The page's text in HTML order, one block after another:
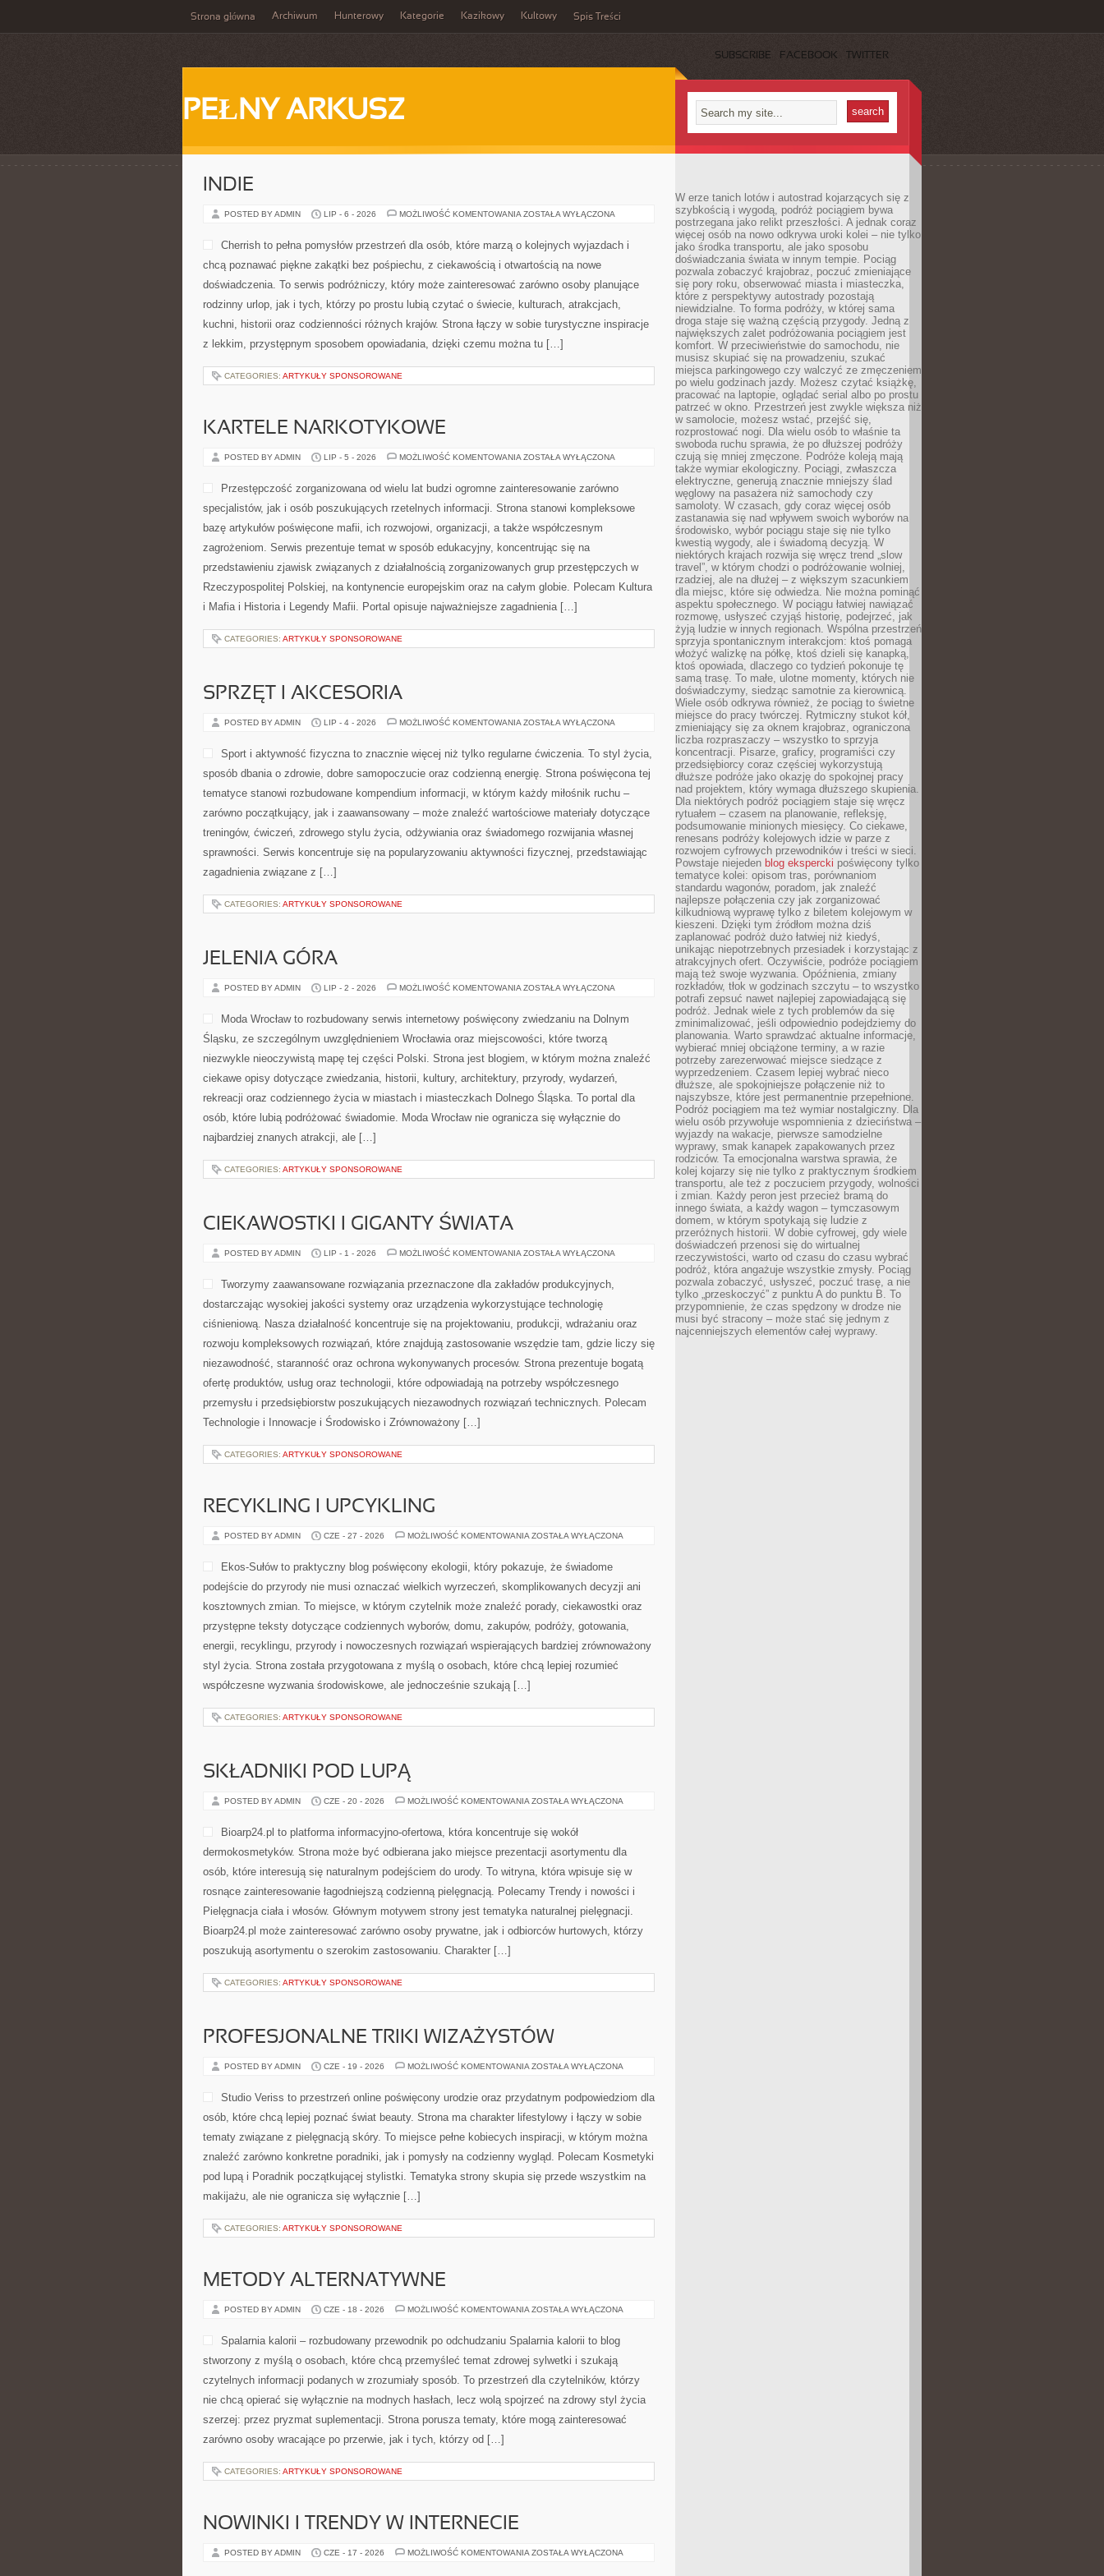
Strona główna Archiwum Hunterowy Kategorie Kazikowy Kultowy Spis Treści
SUBSCRIBE FACEBOOK TWITTER
PEŁNY ARKUSZ
INDIE
POSTED BY ADMIN LIP - 6 - 2026 MOŻLIWOŚĆ KOMENTOWANIA INDIE
ZOSTAŁA WYŁĄCZONA
Cherrish to pełna pomysłów przestrzeń dla osób, które marzą o kolejnych wyjazdach i
chcą poznawać piękne zakątki bez pośpiechu, z ciekawością i otwartością na nowe
doświadczenia. To serwis podróżniczy, który może zainteresować zarówno osoby planujące
rodzinny urlop, jak i tych, którzy po prostu lubią czytać o świecie, kulturach, atrakcjach,
kuchni, historii oraz codzienności różnych krajów. Strona łączy w sobie turystyczne inspiracje
z lekkim, przystępnym sposobem opowiadania, dzięki czemu można tu […]
CATEGORIES: ARTYKUŁY SPONSOROWANE
KARTELE NARKOTYKOWE
POSTED BY ADMIN LIP - 5 - 2026 MOŻLIWOŚĆ KOMENTOWANIA KARTELE
ZOSTAŁA WYŁĄCZONA
Przestępczość zorganizowana od wielu lat budzi ogromne zainteresowanie zarówno
specjalistów, jak i osób poszukujących rzetelnych informacji. Strona stanowi kompleksowe
bazę artykułów poświęcone mafii, ich rozwojowi, organizacji, a także współczesnym
zagrożeniom. Serwis prezentuje temat w sposób edukacyjny, koncentrując się na
przedstawieniu zjawisk związanych z działalnością zorganizowanych grup przestępczych w
Rzeczypospolitej Polskiej, na kontynencie europejskim oraz na całym globie. Polecam Kultura
i Mafia i Historia i Legendy Mafii. Portal opisuje najważniejsze zagadnienia […]
CATEGORIES: ARTYKUŁY SPONSOROWANE
SPRZĘT I AKCESORIA
POSTED BY ADMIN LIP - 4 - 2026 MOŻLIWOŚĆ KOMENTOWANIA SPRZĘT
ZOSTAŁA WYŁĄCZONA
Sport i aktywność fizyczna to znacznie więcej niż tylko regularne ćwiczenia. To styl życia,
sposób dbania o zdrowie, dobre samopoczucie oraz codzienną energię. Strona poświęcona tej
tematyce stanowi rozbudowane kompendium informacji, w którym każdy miłośnik ruchu –
zarówno początkujący, jak i zaawansowany – może znaleźć wartościowe materiały dotyczące
treningów, ćwiczeń, zdrowego stylu życia, odżywiania oraz świadomego rozwijania własnej
sprawności. Serwis koncentruje się na popularyzowaniu aktywności fizycznej, przedstawiając
zagadnienia związane z […]
CATEGORIES: ARTYKUŁY SPONSOROWANE
JELENIA GÓRA
POSTED BY ADMIN LIP - 2 - 2026 MOŻLIWOŚĆ KOMENTOWANIA JELENIA
ZOSTAŁA WYŁĄCZONA
Moda Wrocław to rozbudowany serwis internetowy poświęcony zwiedzaniu na Dolnym
Śląsku, ze szczególnym uwzględnieniem Wrocławia oraz miejscowości, które tworzą
niezwykle nieoczywistą mapę tej części Polski. Strona jest blogiem, w którym można znaleźć
ciekawe opisy dotyczące zwiedzania, historii, kultury, architektury, przyrody, wydarzeń,
rekreacji oraz codziennego życia w miastach i miasteczkach Dolnego Śląska. To portal dla
osób, które lubią podróżować świadomie. Moda Wrocław nie ogranicza się wyłącznie do
najbardziej znanych atrakcji, ale […]
CATEGORIES: ARTYKUŁY SPONSOROWANE
CIEKAWOSTKI I GIGANTY ŚWIATA
POSTED BY ADMIN LIP - 1 - 2026 MOŻLIWOŚĆ KOMENTOWANIA CIEKAWOSTKI
ŚWIATA
ZOSTAŁA WYŁĄCZONA
Tworzymy zaawansowane rozwiązania przeznaczone dla zakładów produkcyjnych,
dostarczając wysokiej jakości systemy oraz urządzenia wykorzystujące technologię
ciśnieniową. Nasza działalność koncentruje się na projektowaniu, produkcji, wdrażaniu oraz
rozwoju kompleksowych rozwiązań, które znajdują zastosowanie wszędzie tam, gdzie liczy się
niezawodność, staranność oraz ochrona wykonywanych procesów. Strona prezentuje bogatą
ofertę produktów, usług oraz technologii, które odpowiadają na potrzeby współczesnego
przemysłu i przedsiębiorstw poszukujących niezawodnych rozwiązań technicznych. Polecam
Technologie i Innowacje i Środowisko i Zrównoważony […]
CATEGORIES: ARTYKUŁY SPONSOROWANE
RECYKLING I UPCYKLING
POSTED BY ADMIN CZE - 27 - 2026 MOŻLIWOŚĆ KOMENTOWANIA RECYKLING
ZOSTAŁA WYŁĄCZONA
Ekos-Sułów to praktyczny blog poświęcony ekologii, który pokazuje, że świadome
podejście do przyrody nie musi oznaczać wielkich wyrzeczeń, skomplikowanych decyzji ani
kosztownych zmian. To miejsce, w którym czytelnik może znaleźć porady, ciekawostki oraz
przystępne teksty dotyczące codziennych wyborów, domu, zakupów, podróży, gotowania,
energii, recyklingu, przyrody i nowoczesnych rozwiązań wspierających bardziej zrównoważony
styl życia. Strona została przygotowana z myślą o osobach, które chcą lepiej rozumieć
współczesne wyzwania środowiskowe, ale jednocześnie szukają […]
CATEGORIES: ARTYKUŁY SPONSOROWANE
SKŁADNIKI POD LUPĄ
POSTED BY ADMIN CZE - 20 - 2026 MOŻLIWOŚĆ KOMENTOWANIA SKŁADNIKI
ZOSTAŁA WYŁĄCZONA
Bioarp24.pl to platforma informacyjno-ofertowa, która koncentruje się wokół
dermokosmetyków. Strona może być odbierana jako miejsce prezentacji asortymentu dla
osób, które interesują się naturalnym podejściem do urody. To witryna, która wpisuje się w
rosnące zainteresowanie łagodniejszą codzienną pielęgnacją. Polecamy Trendy i nowości i
Pielęgnacja ciała i włosów. Głównym motywem strony jest tematyka naturalnej pielęgnacji.
Bioarp24.pl może zainteresować zarówno osoby prywatne, jak i odbiorców hurtowych, którzy
poszukują asortymentu o szerokim zastosowaniu. Charakter […]
CATEGORIES: ARTYKUŁY SPONSOROWANE
PROFESJONALNE TRIKI WIZAŻYSTÓW
POSTED BY ADMIN CZE - 19 - 2026 MOŻLIWOŚĆ KOMENTOWANIA PROFESJONALNE
ZOSTAŁA WYŁĄCZONA
Studio Veriss to przestrzeń online poświęcony urodzie oraz przydatnym podpowiedziom dla
osób, które chcą lepiej poznać świat beauty. Strona ma charakter lifestylowy i łączy w sobie
tematy związane z pielęgnacją skóry. To miejsce pełne kobiecych inspiracji, w którym można
znaleźć zarówno konkretne poradniki, jak i pomysły na codzienny wygląd. Polecam Kosmetyki
pod lupą i Poradnik początkującej stylistki. Tematyka strony skupia się przede wszystkim na
makijażu, ale nie ogranicza się wyłącznie […]
CATEGORIES: ARTYKUŁY SPONSOROWANE
METODY ALTERNATYWNE
POSTED BY ADMIN CZE - 18 - 2026 MOŻLIWOŚĆ KOMENTOWANIA METODY
ZOSTAŁA WYŁĄCZONA
Spalarnia kalorii – rozbudowany przewodnik po odchudzaniu Spalarnia kalorii to blog
stworzony z myślą o osobach, które chcą przemyśleć temat zdrowej sylwetki i szukają
czytelnych informacji podanych w zrozumiały sposób. To przestrzeń dla czytelników, którzy
nie chcą opierać się wyłącznie na modnych hasłach, lecz wolą spojrzeć na zdrowy styl życia
szerzej: przez pryzmat suplementacji. Strona porusza tematy, które mogą zainteresować
zarówno osoby wracające po przerwie, jak i tych, którzy od […]
CATEGORIES: ARTYKUŁY SPONSOROWANE
NOWINKI I TRENDY W INTERNECIE
POSTED BY ADMIN CZE - 17 - 2026 MOŻLIWOŚĆ KOMENTOWANIA NOWINKI
ZOSTAŁA WYŁĄCZONA
W erze tanich lotów i autostrad kojarzących się z
szybkością i wygodą, podróż pociągiem bywa
postrzegana jako relikt przeszłości. A jednak coraz
więcej osób na nowo odkrywa uroki kolei – nie tylko
jako środka transportu, ale jako sposobu
doświadczania świata w innym tempie. Pociąg
pozwala zobaczyć krajobraz, poczuć zmieniające
się pory roku, obserwować miasta i miasteczka,
które z perspektywy autostrady pozostają
niewidzialne. To forma podróży, w której sama
droga staje się ważną częścią przygody. Jedną z
największych zalet podróżowania pociągiem jest
komfort. W przeciwieństwie do samochodu, nie
musisz skupiać się na prowadzeniu, szukać
miejsca parkingowego czy walczyć ze zmęczeniem
po wielu godzinach jazdy. Możesz czytać książkę,
pracować na laptopie, oglądać serial albo po prostu
patrzeć w okno. Przestrzeń jest zwykle większa niż
w samolocie, możesz wstać, przejść się,
rozprostować nogi. Dla wielu osób to właśnie ta
swoboda ruchu sprawia, że po dłuższej podróży
czują się mniej zmęczone. Podróże koleją mają
także wymiar ekologiczny. Pociągi, zwłaszcza
elektryczne, generują znacznie mniejszy ślad
węglowy na pasażera niż samochody czy
samoloty. W czasach, gdy coraz więcej osób
zastanawia się nad wpływem swoich wyborów na
środowisko, wybór pociągu staje się nie tylko
kwestią wygody, ale i świadomą decyzją. W
niektórych krajach rozwija się wręcz trend „slow
travel”, w którym chodzi o podróżowanie wolniej,
rzadziej, ale na dłużej – z większym szacunkiem
dla miejsc, które się odwiedza. Nie można pominąć
aspektu społecznego. W pociągu łatwiej nawiązać
rozmowę, usłyszeć czyjąś historię, podejrzeć, jak
żyją ludzie w innych regionach. Wspólna przestrzeń
sprzyja spontanicznym interakcjom: ktoś pomaga
włożyć walizkę na półkę, ktoś dzieli się kanapką,
ktoś opowiada, dlaczego co tydzień pokonuje tę
samą trasę. To małe, ulotne momenty, których nie
doświadczymy, siedząc samotnie za kierownicą.
Wiele osób odkrywa również, że pociąg to świetne
miejsce do pracy twórczej. Rytmiczny stukot kół,
zmieniający się za oknem krajobraz, ograniczona
liczba rozpraszaczy – wszystko to sprzyja
koncentracji. Pisarze, graficy, programiści czy
przedsiębiorcy coraz częściej wykorzystują
dłuższe podróże jako okazję do spokojnej pracy
nad projektem, który wymaga dłuższego skupienia.
Dla niektórych podróż pociągiem staje się wręcz
rytuałem – czasem na planowanie, refleksję,
podsumowanie minionych miesięcy. Co ciekawe,
renesans podróży kolejowych idzie w parze z
rozwojem cyfrowych przewodników i treści w sieci.
Powstaje niejeden blog ekspercki poświęcony tylko
tematyce kolei: opisom tras, porównaniom
standardu wagonów, poradom, jak znaleźć
najlepsze połączenia czy jak zorganizować
kilkudniową wyprawę tylko z biletem kolejowym w
kieszeni. Dzięki tym źródłom można dziś
zaplanować podróż dużo łatwiej niż kiedyś,
unikając niepotrzebnych przesiadek i korzystając z
atrakcyjnych ofert. Oczywiście, podróże pociągiem
mają też swoje wyzwania. Opóźnienia, zmiany
rozkładów, tłok w godzinach szczytu – to wszystko
potrafi zepsuć nawet najlepiej zapowiadającą się
podróż. Jednak wiele z tych problemów da się
zminimalizować, jeśli odpowiednio podejdziemy do
planowania. Warto sprawdzać aktualne informacje,
wybierać mniej obciążone terminy, a w razie
potrzeby zarezerwować miejsce siedzące z
wyprzedzeniem. Czasem lepiej wybrać nieco
dłuższe, ale spokojniejsze połączenie niż to
najszybsze, które jest permanentnie przepełnione.
Podróż pociągiem ma też wymiar nostalgiczny. Dla
wielu osób przywołuje wspomnienia z dzieciństwa –
wyjazdy na wakacje, pierwsze samodzielne
wyprawy, smak kanapek zapakowanych przez
rodziców. Ta emocjonalna warstwa sprawia, że
kolej kojarzy się nie tylko z praktycznym środkiem
transportu, ale też z poczuciem przygody, wolności
i zmian. Każdy peron jest przecież bramą do
innego świata, a każdy wagon – tymczasowym
domem, w którym spotykają się ludzie z
przeróżnych historii. W dobie cyfrowej, gdy wiele
doświadczeń przenosi się do wirtualnej
rzeczywistości, warto od czasu do czasu wybrać
podróż, która angażuje wszystkie zmysły. Pociąg
pozwala zobaczyć, usłyszeć, poczuć trasę, a nie
tylko „przeskoczyć” z punktu A do punktu B. To
przypomnienie, że czas spędzony w drodze nie
musi być stracony – może stać się jednym z
najcenniejszych elementów całej wyprawy.